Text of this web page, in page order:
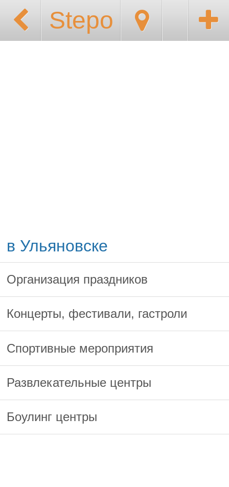
Stepo
в Ульяновске
Организация праздников
Концерты, фестивали, гастроли
Спортивные мероприятия
Развлекательные центры
Боулинг центры